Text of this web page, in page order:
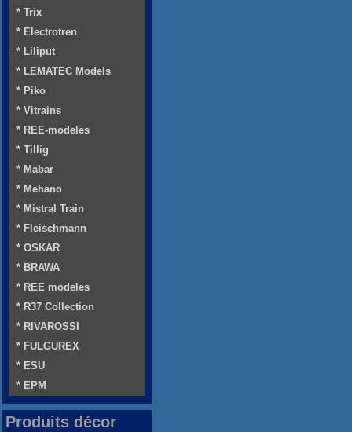
* Trix
* Electrotren
* Liliput
* LEMATEC Models
* Piko
* Vitrains
* REE-modeles
* Tillig
* Mabar
* Mehano
* Mistral Train
* Fleischmann
* OSKAR
* BRAWA
* REE modeles
* R37 Collection
* RIVAROSSI
* FULGUREX
* ESU
* EPM
Produits décor